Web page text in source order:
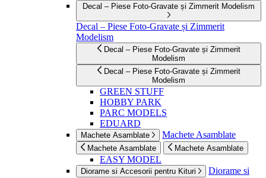
Decal – Piese Foto-Gravate și Zimmerit Modelism
Decal – Piese Foto-Gravate și Zimmerit
Modelism
Decal – Piese Foto-Gravate și Zimmerit
Modelism
Decal – Piese Foto-Gravate și Zimmerit
Modelism
GREEN STUFF
HOBBY PARK
PARC MODELS
EDUARD
Machete Asamblate Machete Asamblate
Machete Asamblate Machete Asamblate
EASY MODEL
Diorame si Accesorii pentru Kituri
Diorame si